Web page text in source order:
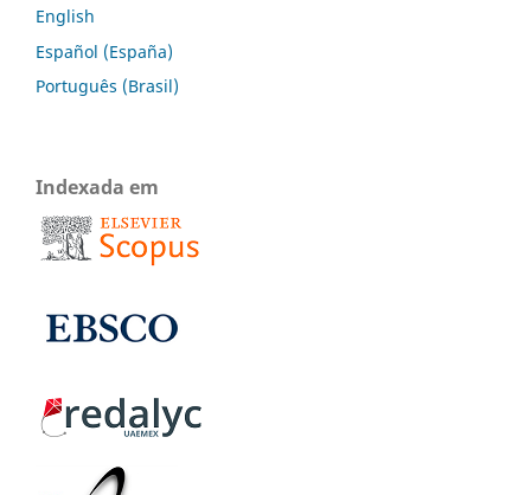
English
Español (España)
Português (Brasil)
Indexada em